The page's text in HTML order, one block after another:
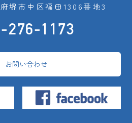
堺市中区福田1306番地3
276-1173
お問い合わせ